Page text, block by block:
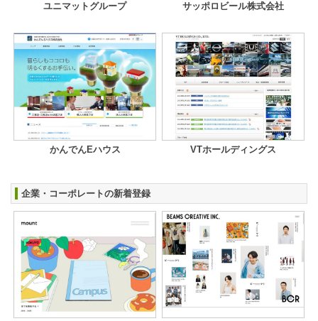
ユニマットグループ サッポロビール株式会社
かんでんEハウス VTホールディングス
企業・コーポレートの新着登録